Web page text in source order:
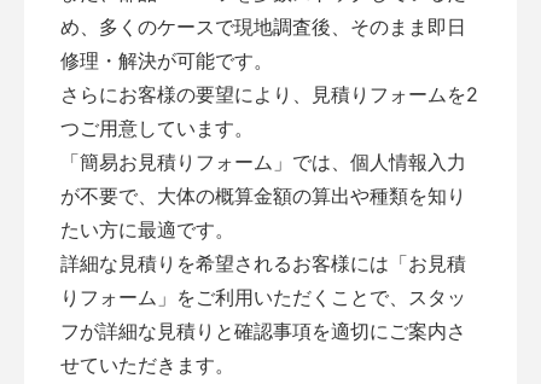
め、多くのケースで現地調査後、そのまま即日
修理・解決が可能です。
さらにお客様の要望により、見積りフォームを2
つご用意しています。
「簡易お見積りフォーム 」では、個人情報入力
が不要で、大体の概算金額の算出や種類を知り
たい方に最適です。
詳細な見積りを希望されるお客様には「お見積
りフォーム 」をご利用いただくことで、スタッ
フが詳細な見積りと確認事項を適切にご案内さ
せていただきます。